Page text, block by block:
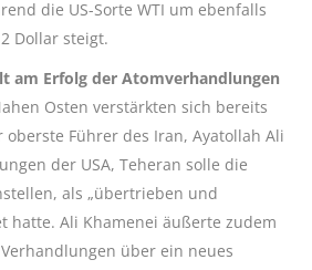
die US-Sorte WTI um ebenfalls
Dollar steigt.
am Erfolg der Atomverhandlungen
Osten verstärkten sich bereits
Führer des Iran, Ayatollah Ali
der USA, Teheran solle die
als „übertrieben und
hatte. Ali Khamenei äußerte zudem
über ein neues